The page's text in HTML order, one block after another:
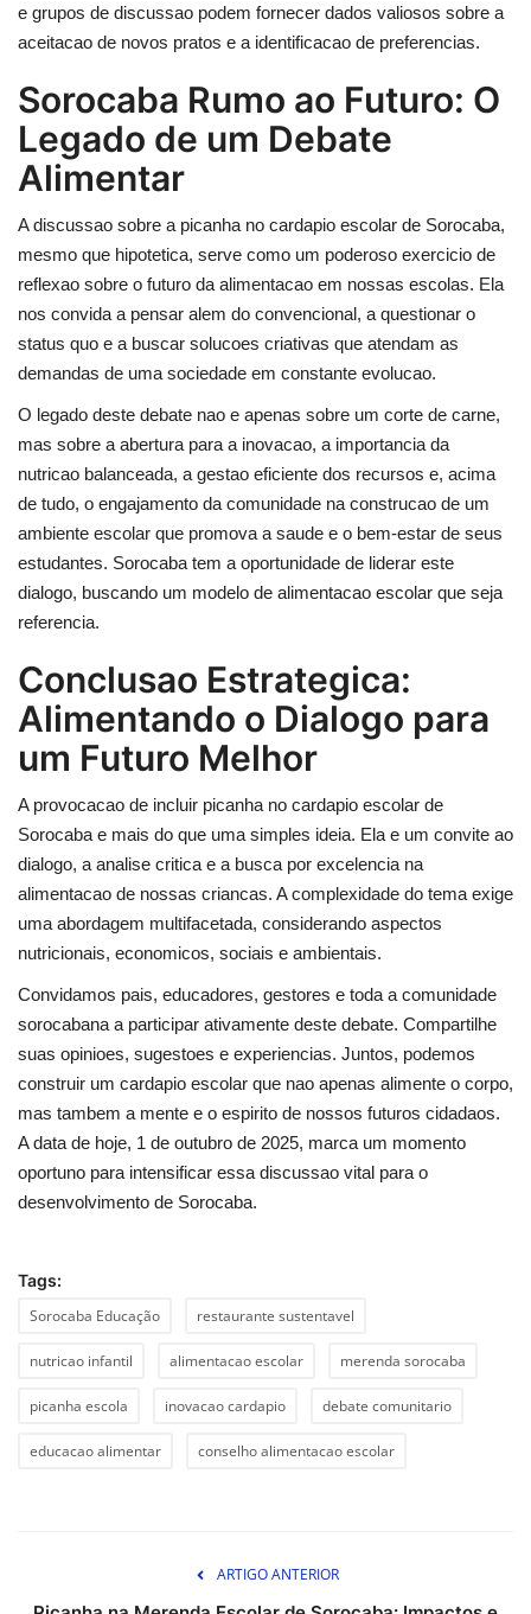
e grupos de discussao podem fornecer dados valiosos sobre a
aceitacao de novos pratos e a identificacao de preferencias.
Sorocaba Rumo ao Futuro: O
Legado de um Debate
Alimentar
A discussao sobre a picanha no cardapio escolar de Sorocaba,
mesmo que hipotetica, serve como um poderoso exercicio de
reflexao sobre o futuro da alimentacao em nossas escolas. Ela
nos convida a pensar alem do convencional, a questionar o
status quo e a buscar solucoes criativas que atendam as
demandas de uma sociedade em constante evolucao.
O legado deste debate nao e apenas sobre um corte de carne,
mas sobre a abertura para a inovacao, a importancia da
nutricao balanceada, a gestao eficiente dos recursos e, acima
de tudo, o engajamento da comunidade na construcao de um
ambiente escolar que promova a saude e o bem-estar de seus
estudantes. Sorocaba tem a oportunidade de liderar este
dialogo, buscando um modelo de alimentacao escolar que seja
referencia.
Conclusao Estrategica:
Alimentando o Dialogo para
um Futuro Melhor
A provocacao de incluir picanha no cardapio escolar de
Sorocaba e mais do que uma simples ideia. Ela e um convite ao
dialogo, a analise critica e a busca por excelencia na
alimentacao de nossas criancas. A complexidade do tema exige
uma abordagem multifacetada, considerando aspectos
nutricionais, economicos, sociais e ambientais.
Convidamos pais, educadores, gestores e toda a comunidade
sorocabana a participar ativamente deste debate. Compartilhe
suas opinioes, sugestoes e experiencias. Juntos, podemos
construir um cardapio escolar que nao apenas alimente o corpo,
mas tambem a mente e o espirito de nossos futuros cidadaos.
A data de hoje, 1 de outubro de 2025, marca um momento
oportuno para intensificar essa discussao vital para o
desenvolvimento de Sorocaba.
Tags:
Sorocaba Educação
restaurante sustentavel
nutricao infantil alimentacao escolar merenda sorocaba
picanha escola inovacao cardapio debate comunitario
educacao alimentar conselho alimentacao escolar
ARTIGO ANTERIOR